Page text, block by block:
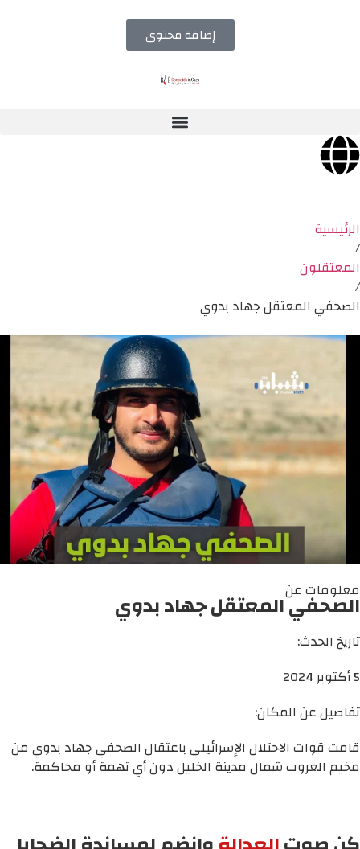
إضافة محتوى
الرئيسية
/
المعتقلون
/
الصحفي المعتقل جهاد بدوي
معلومات عن
الصحفي المعتقل جهاد بدوي
تاريخ الحدث:
5 أكتوبر 2024
تفاصيل عن المكان:
قامت قوات الاحتلال الإسرائيلي باعتقال الصحفي جهاد بدوي من
مخيم العروب شمال مدينة الخليل دون أي تهمة أو محاكمة.